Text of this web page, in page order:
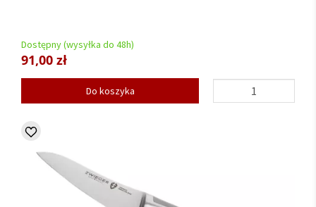
Dostępny (wysyłka do 48h)
91,00 zł
Do koszyka